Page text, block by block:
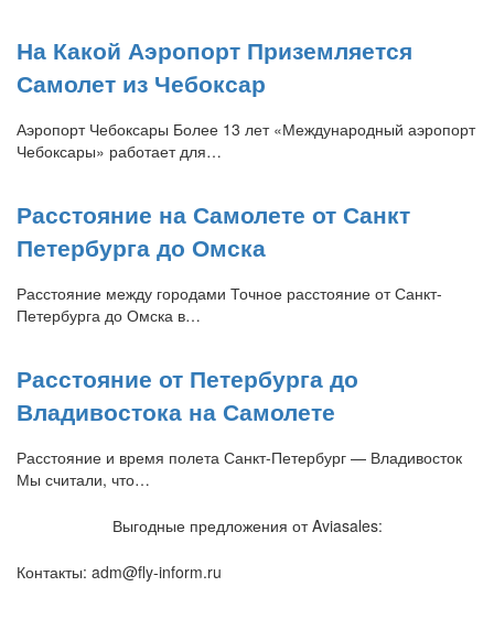
На Какой Аэропорт Приземляется
Самолет из Чебоксар
Аэропорт Чебоксары Более 13 лет «Международный аэропорт
Чебоксары» работает для…
Расстояние на Самолете от Санкт
Петербурга до Омска
Расстояние между городами Точное расстояние от Санкт-
Петербурга до Омска в…
Расстояние от Петербурга до
Владивостока на Самолете
Расстояние и время полета Санкт-Петербург — Владивосток
Мы считали, что…
Выгодные предложения от Aviasales:
Контакты: adm@fly-inform.ru